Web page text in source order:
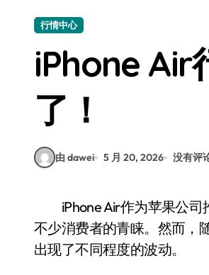
行情中心
iPhone Air
了！
由 dawei 5 月 20, 2026 没有评
iPhone Air作为苹果公司推出的一款中端机型，凭借其出色的性能和相对亲民的价格，受到了
不少消费者的青睐。然而，
出现了不同程度的波动。